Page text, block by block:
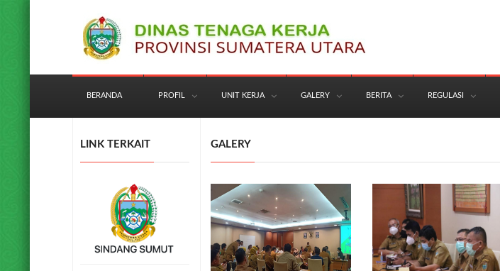
BERANDA PROFIL UNIT KERJA GALERY BERITA REGULASI
LINK TERKAIT GALERY